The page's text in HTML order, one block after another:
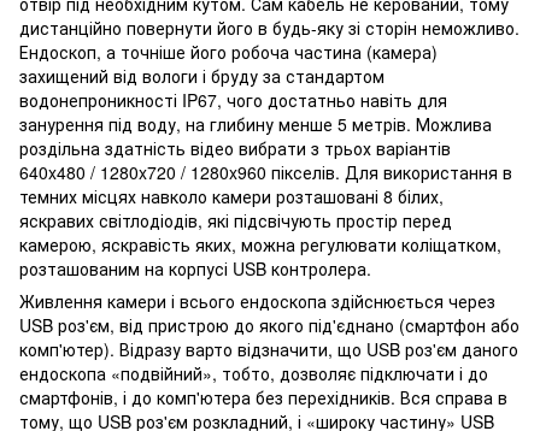
дистанційно повернути його в будь-яку зі сторін неможливо.
Ендоскоп, а точніше його робоча частина (камера)
захищений від вологи і бруду за стандартом
водонепроникності IP67, чого достатньо навіть для
занурення під воду, на глибину менше 5 метрів. Можлива
роздільна здатність відео вибрати з трьох варіантів
640x480 / 1280x720 / 1280x960 пікселів. Для використання в
темних місцях навколо камери розташовані 8 білих,
яскравих світлодіодів, які підсвічують простір перед
камерою, яскравість яких, можна регулювати коліщатком,
розташованим на корпусі USB контролера.
Живлення камери і всього ендоскопа здійснюється через
USB роз'єм, від пристрою до якого під'єднано (смартфон або
комп'ютер). Відразу варто відзначити, що USB роз'єм даного
ендоскопа «подвійний», тобто, дозволяє підключати і до
смартфонів, і до комп'ютера без перехідників. Вся справа в
тому, що USB роз'єм розкладний, і «широку частину» USB